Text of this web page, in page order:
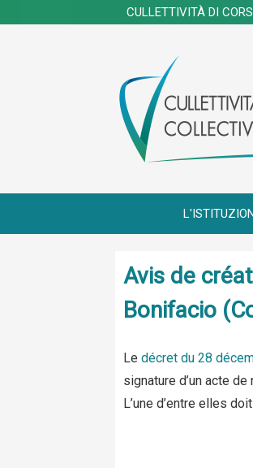
CULLETTIVITÀ DI
Avis de
Bonifacio
Le décret du 28
signature d’un acte
L’une d’entre elles